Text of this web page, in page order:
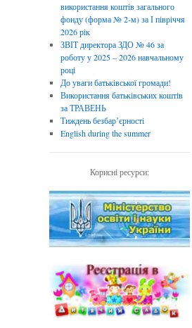
використання коштів загального
фонду (форма № 2-м) за І півріччя
2026 рік
ЗВІТ директора ЗДО № 46 за
роботу у 2025 – 2026 навчальному
році
До уваги батьківської громади!
Використання батьківських коштів
за ТРАВЕНЬ
Тиждень безбарʼєрності
English during the summer
Корисні ресурси: